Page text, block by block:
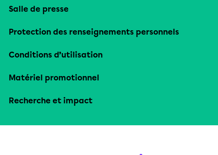
Salle de presse
Protection des renseignements personnels
Conditions d’utilisation
Matériel promotionnel
Recherche et impact